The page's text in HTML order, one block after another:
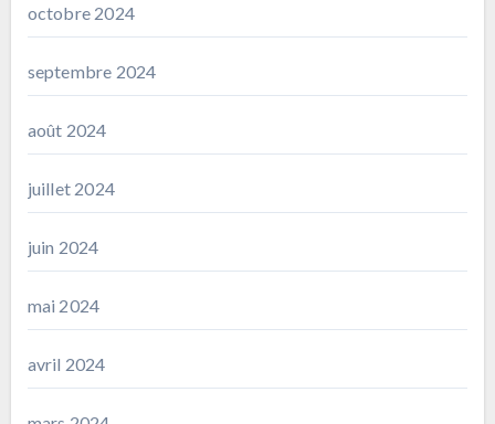
octobre 2024
septembre 2024
août 2024
juillet 2024
juin 2024
mai 2024
avril 2024